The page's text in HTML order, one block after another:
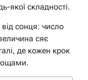
якої складності.
від сонця: число
сяє
де кожен крок